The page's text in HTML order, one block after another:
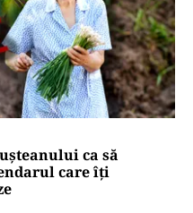
ca să
care îți